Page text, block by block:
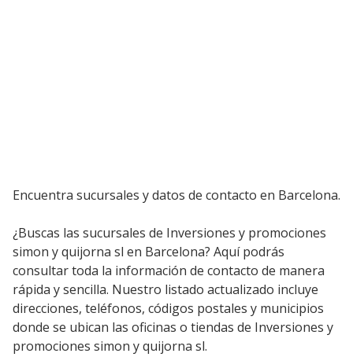
Encuentra sucursales y datos de contacto en Barcelona.
¿Buscas las sucursales de Inversiones y promociones
simon y quijorna sl en Barcelona? Aquí podrás
consultar toda la información de contacto de manera
rápida y sencilla. Nuestro listado actualizado incluye
direcciones, teléfonos, códigos postales y municipios
donde se ubican las oficinas o tiendas de Inversiones y
promociones simon y quijorna sl.